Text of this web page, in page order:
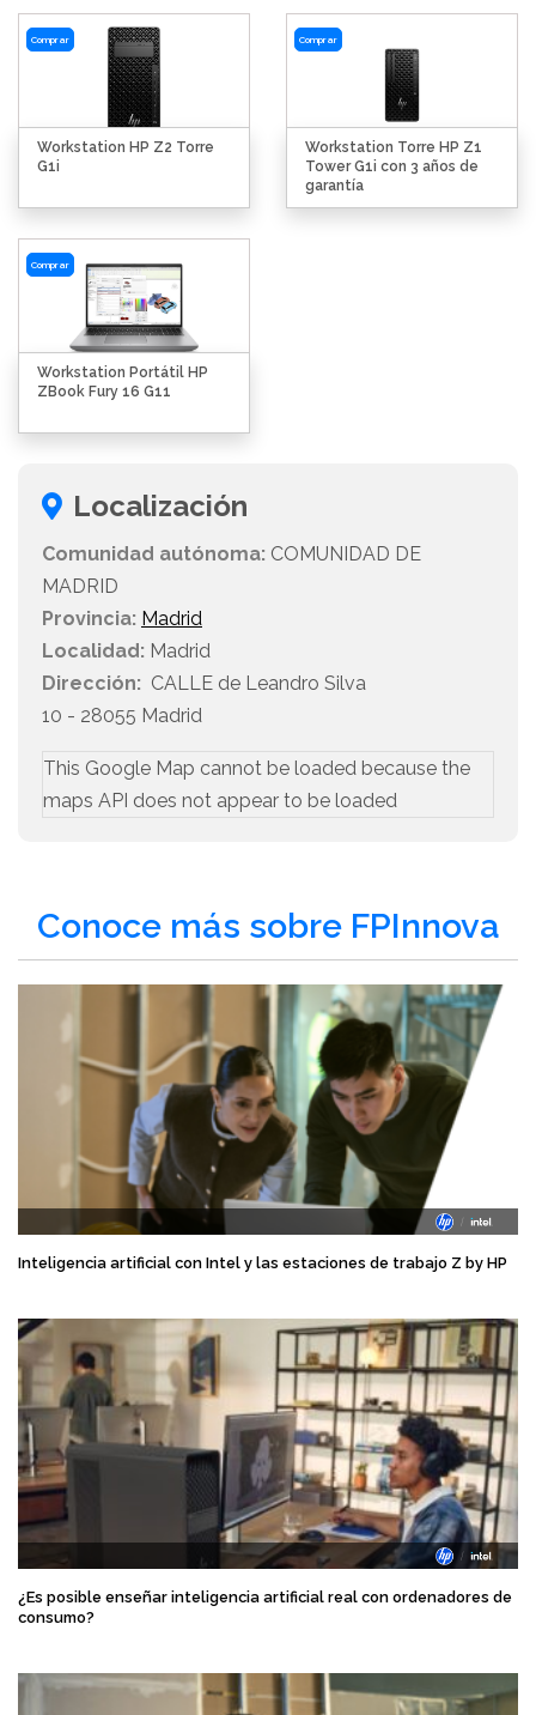
Comprar
Workstation HP Z2 Torre
G1i
Comprar
Workstation Torre HP Z1
Tower G1i con 3 años de
garantía
Comprar
Workstation Portátil HP
ZBook Fury 16 G11
Localización
Comunidad autónoma: COMUNIDAD DE
MADRID
Provincia: Madrid
Localidad: Madrid
Dirección: CALLE de Leandro Silva
10 - 28055 Madrid
This Google Map cannot be loaded because the
maps API does not appear to be loaded
Conoce más sobre FPInnova
Inteligencia artificial con Intel y las estaciones de trabajo Z by HP
¿Es posible enseñar inteligencia artificial real con ordenadores de
consumo?